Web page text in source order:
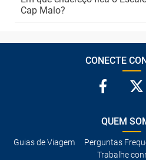
Cap Malo?
CONECTE
QUEM
Guias de Viagem Perguntas
Trabalhe